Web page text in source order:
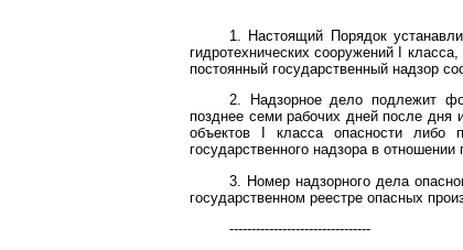
1. Настоящий Порядок
гидротехнических сооружений I
постоянный государственный надзор
2. Надзорное дело подлежит
позднее семи рабочих дней после дня
объектов I класса опасности либо
государственного надзора в
3. Номер надзорного дела
государственном реестре опасных
--------------------------------